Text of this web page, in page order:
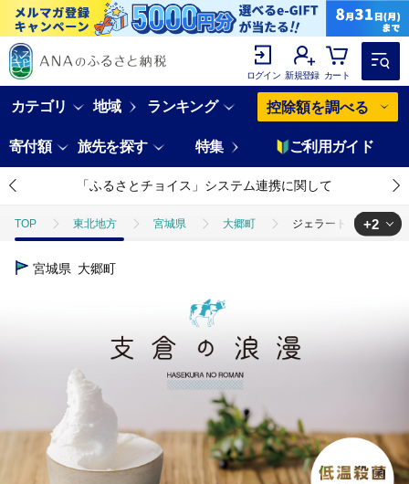
ログイン 新規登録 カート
カテゴリ 地域 ランキング 控除額を調べる
寄付額 旅先を探す 特集 ご利用ガイド
「ふるさとチョイス」システム連携に関して
TOP 東北地方 宮城県 大郷町 ジェラート 大郷町低
TOP
+2
宮城県 大郷町